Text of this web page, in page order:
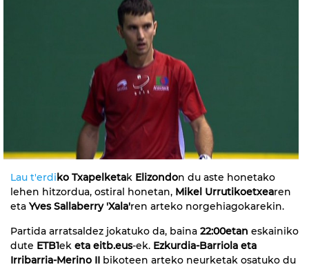
Lau t'erdiko Txapelketak Elizondon du aste honetako
lehen hitzordua, ostiral honetan, Mikel Urrutikoetxearen
eta Yves Sallaberry 'Xala'ren arteko norgehiagokarekin.
Partida arratsaldez jokatuko da, baina 22:00etan eskainiko
dute ETB1ek eta eitb.eus-ek. Ezkurdia-Barriola eta
Irribarria-Merino II bikoteen arteko neurketak osatuko du